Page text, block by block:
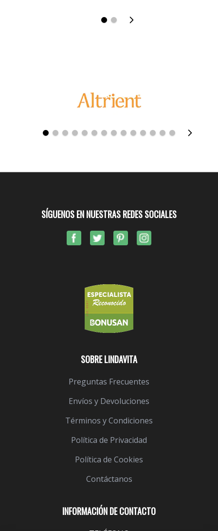
INFORMACIÓN DE CONTACTO
SOBRE LINDAVITA
Preguntas Frecuentes
Envíos y Devoluciones
Términos y Condiciones
Política de Privacidad
Política de Cookies
Contáctanos
SÍGUENOS EN NUESTRAS REDES SOCIALES